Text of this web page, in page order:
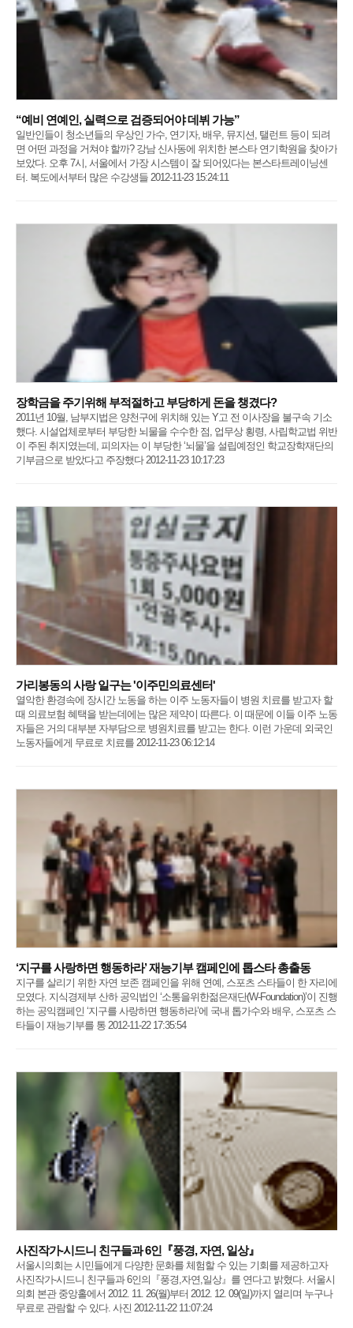
“예비 연예인, 실력으로 검증되어야 데뷔 가능”
일반인들이 청소년들의 우상인 가수, 연기자, 배우, 뮤지션, 탤런트 등이 되려
면 어떤 과정을 거쳐야 할까? 강남 신사동에 위치한 본스타 연기학원을 찾아가
보았다. 오후 7시, 서울에서 가장 시스템이 잘 되어있다는 본스타트레이닝센
터. 복도에서부터 많은 수강생들 2012-11-23 15:24:11
장학금을 주기위해 부적절하고 부당하게 돈을 챙겼다?
2011년 10월, 남부지법은 양천구에 위치해 있는 Y고 전 이사장을 불구속 기소
했다. 시설업체로부터 부당한 뇌물을 수수한 점, 업무상 횡령, 사립학교법 위반
이 주된 취지였는데, 피의자는 이 부당한 ‘뇌물’을 설립예정인 학교장학재단의
기부금으로 받았다고 주장했다 2012-11-23 10:17:23
가리봉동의 사랑 일구는 '이주민의료센터'
열악한 환경속에 장시간 노동을 하는 이주 노동자들이 병원 치료를 받고자 할
때 의료보험 혜택을 받는데에는 많은 제약이 따른다. 이 때문에 이들 이주 노동
자들은 거의 대부분 자부담으로 병원치료를 받고는 한다. 이런 가운데 외국인
노동자들에게 무료로 치료를 2012-11-23 06:12:14
‘지구를 사랑하면 행동하라’ 재능기부 캠페인에 톱스타 총출동
지구를 살리기 위한 자연 보존 캠페인을 위해 연예, 스포츠 스타들이 한 자리에
모였다. 지식경제부 산하 공익법인 ‘소통을위한젊은재단(W-Foundation)’이 진행
하는 공익캠페인 ‘지구를 사랑하면 행동하라’에 국내 톱가수와 배우, 스포츠 스
타들이 재능기부를 통 2012-11-22 17:35:54
사진작가-시드니 친구들과 6인『풍경, 자연, 일상』
서울시의회는 시민들에게 다양한 문화를 체험할 수 있는 기회를 제공하고자
사진작가-시드니 친구들과 6인의『풍경,자연,일상』를 연다고 밝혔다. 서울시
의회 본관 중앙홀에서 2012. 11. 26(월)부터 2012. 12. 09(일)까지 열리며 누구나
무료로 관람할 수 있다. 사진 2012-11-22 11:07:24